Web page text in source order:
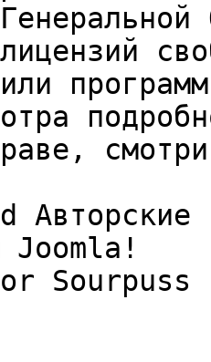
Авторские
Joomla!
Sourpuss